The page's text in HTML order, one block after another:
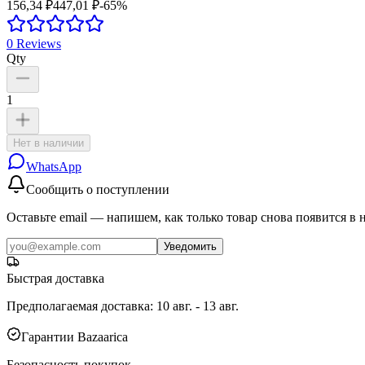
156,34 ₽447,01 ₽-65%
0 Reviews
Qty
1
Нет в наличии
WhatsApp
Сообщить о поступлении
Оставьте email — напишем, как только товар снова появится в
Уведомить
Быстрая доставка
Предполагаемая доставка: 10 авг. - 13 авг.
Гарантии Bazaarica